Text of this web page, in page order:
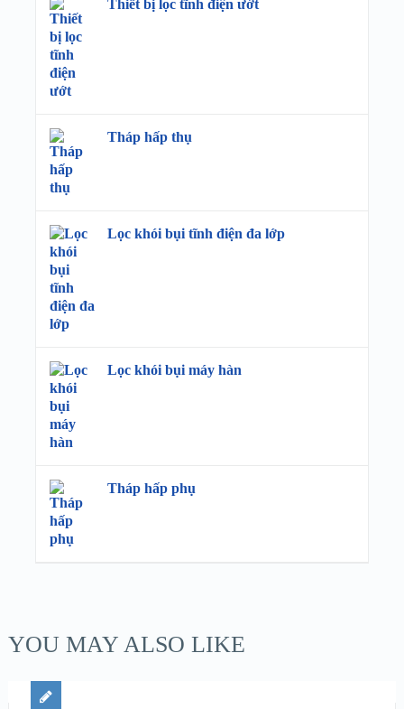
Thiết bị lọc tĩnh điện ướt
Tháp hấp thụ
Lọc khói bụi tĩnh điện đa lớp
Lọc khói bụi máy hàn
Tháp hấp phụ
YOU MAY ALSO LIKE